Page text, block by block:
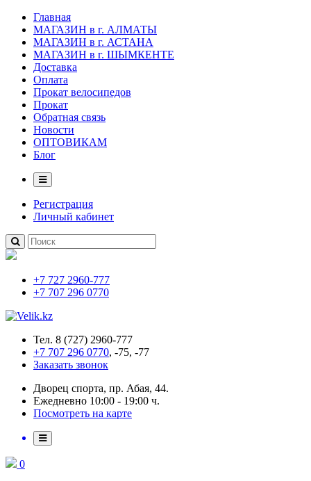
Главная
МАГАЗИН в г. АЛМАТЫ
МАГАЗИН в г. АСТАНА
МАГАЗИН в г. ШЫМКЕНТЕ
Доставка
Оплата
Прокат велосипедов
Прокат
Обратная связь
Новости
ОПТОВИКАМ
Блог
Регистрация
Личный кабинет
+7 727 2960-777
+7 707 296 0770
Тел. 8 (727) 2960-777
+7 707 296 0770, -75, -77
Заказать звонок
Дворец спорта, пр. Абая, 44.
Ежедневно 10:00 - 19:00 ч.
Посмотреть на карте
0